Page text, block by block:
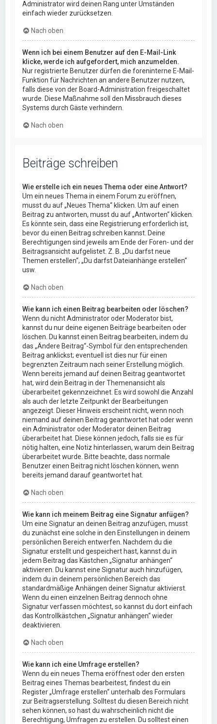
Administrator wird deinen Rang unter Umständen
einfach wieder zurücksetzen.
Nach oben
Wenn ich bei einem Benutzer auf den E-Mail-Link
klicke, werde ich aufgefordert, mich anzumelden.
Nur registrierte Benutzer dürfen die foreninterne E-Mail-
Funktion für Nachrichten an andere Benutzer nutzen,
falls diese von der Board-Administration freigeschaltet
wurde. Diese Maßnahme soll den Missbrauch dieses
Systems durch Gäste verhindern.
Nach oben
Beiträge schreiben
Wie erstelle ich ein neues Thema oder eine Antwort?
Um ein neues Thema in einem Forum zu eröffnen,
musst du auf „Neues Thema“ klicken. Um auf einen
Beitrag zu antworten, musst du auf „Antworten“ klicken.
Es könnte sein, dass eine Registrierung erforderlich ist,
bevor du einen Beitrag schreiben kannst. Deine
Berechtigungen sind jeweils am Ende der Foren- und der
Beitragsansicht aufgelistet. Z. B. „Du darfst neue
Themen erstellen“, „Du darfst Dateianhänge erstellen“
usw.
Nach oben
Wie kann ich einen Beitrag bearbeiten oder löschen?
Wenn du nicht Administrator oder Moderator bist,
kannst du nur deine eigenen Beiträge bearbeiten oder
löschen. Du kannst einen Beitrag bearbeiten, indem du
das „Ändere Beitrag“-Symbol für den entsprechenden
Beitrag anklickst; eventuell ist dies nur für einen
begrenzten Zeitraum nach seiner Erstellung möglich.
Wenn bereits jemand auf deinen Beitrag geantwortet
hat, wird dein Beitrag in der Themenansicht als
überarbeitet gekennzeichnet. Es wird sowohl die Anzahl
als auch der letzte Zeitpunkt der Bearbeitungen
angezeigt. Dieser Hinweis erscheint nicht, wenn noch
niemand auf deinen Beitrag geantwortet hat oder wenn
ein Administrator oder Moderator deinen Beitrag
überarbeitet hat. Diese können jedoch, falls sie es für
nötig halten, eine Notiz hinterlassen, warum dein Beitrag
überarbeitet wurde. Bitte beachte, dass normale
Benutzer einen Beitrag nicht löschen können, wenn
bereits jemand darauf geantwortet hat.
Nach oben
Wie kann ich meinem Beitrag eine Signatur anfügen?
Um eine Signatur an deinen Beitrag anzufügen, musst
du zunächst eine solche in den Einstellungen in deinem
persönlichen Bereich entwerfen. Nachdem du die
Signatur erstellt und gespeichert hast, kannst du in
jedem Beitrag das Kästchen „Signatur anhängen“
aktivieren. Du kannst eine Signatur auch hinzufügen,
indem du in deinem persönlichen Bereich das
standardmäßige Anhängen deiner Signatur aktivierst.
Wenn du einen einzelnen Beitrag dennoch ohne
Signatur verfassen möchtest, so kannst du dort einfach
das Kontrollkästchen „Signatur anhängen“ wieder
deaktivieren.
Nach oben
Wie kann ich eine Umfrage erstellen?
Wenn du ein neues Thema eröffnest oder den ersten
Beitrag eines Themas bearbeitest, findest du ein
Register „Umfrage erstellen“ unterhalb des Formulars
zur Beitragserstellung. Solltest du diesen Bereich nicht
sehen können, so hast du wahrscheinlich nicht die
Berechtigung, Umfragen zu erstellen. Du solltest einen